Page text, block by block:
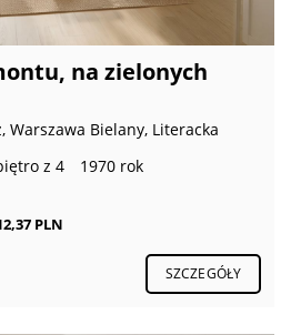
na zielonych
Warszawa Bielany, Literacka
z 4 1970 rok
PLN
SZCZEGÓŁY